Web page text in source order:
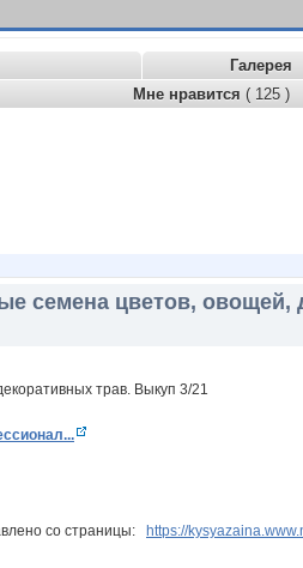
Галерея
Мне нравится ( 125 )
семена цветов, овощей,
со страницы: https://